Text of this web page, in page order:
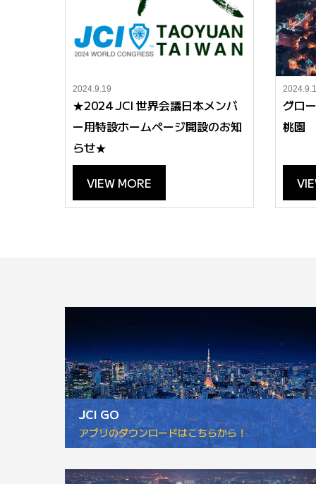
2024.9.19
★2024 JCI 世界会議日本メンバ
ー用特設ホームページ開設のお知
らせ★
VIEW MORE
グロ
桃園
JCI GO
アプリのダウンロードはこちらから！